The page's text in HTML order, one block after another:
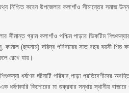
নিশ্চিত করেন উপজেলার কলাগাঁও সীমান্তের সমাজ
সীমান্ত গ্রাম কলাগাঁও পশ্চিম পাড়ার ভিকটিম
(ছদ্দনাম) দরিদ্র পরিবারের সাত বছর বয়সী শিশু
রেখে যায়।
ধর্ষণের ঘটনাটি পরিবার,পাড়া প্রতিবেশীদের
এক ধর্ষণকারি কিশোরের মা শুক্রবার সন্ধায় স্থানীয়